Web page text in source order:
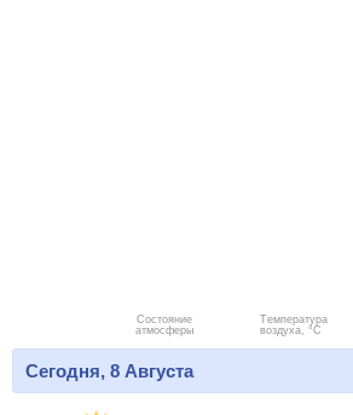
Состояние
атмосферы
Температура
воздуха, °C
Сегодня, 8 Августа